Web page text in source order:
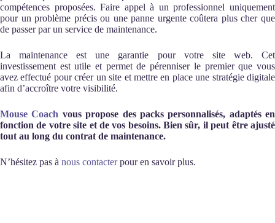
compétences proposées. Faire appel à un professionnel uniquement
pour un problème précis ou une panne urgente coûtera plus cher que
de passer par un service de maintenance.
La maintenance est une garantie pour votre site web. Cet
investissement est utile et permet de pérenniser le premier que vous
avez effectué pour créer un site et mettre en place une stratégie digitale
afin d’accroître votre visibilité.
Mouse Coach vous propose des packs personnalisés, adaptés en
fonction de votre site et de vos besoins. Bien sûr, il peut être ajusté
tout au long du contrat de maintenance.
N’hésitez pas à nous contacterpour en savoir plus.